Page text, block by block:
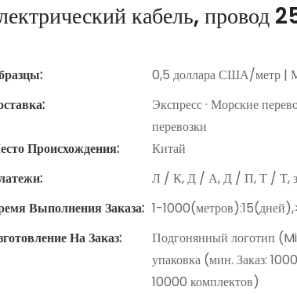
кабель, провод
0,5 доллара США/метр |
Экспресс · Морские
перевозки
Происхождения:
Китай
Л / К, Д / А, Д / П, Т / Т,
Выполнения Заказа: 1-
На Заказ:
Подгонянный логотип
упаковка (мин. Заказ:
10000 комплектов)